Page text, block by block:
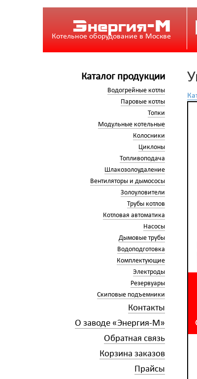
Энергия-М
Котельное оборудование в Москве
Каталог продукции
Водогрейные котлы
Паровые котлы
Топки
Модульные котельные
Колосники
Циклоны
Топливоподача
Шлакозолоудаление
Вентиляторы и дымососы
Золоуловители
Трубы котлов
Котловая автоматика
Насосы
Дымовые трубы
Водоподготовка
Комплектующие
Электроды
Резервуары
Скиповые подъемники
Контакты
О заводе «Энергия-М»
Обратная связь
Корзина заказов
Прайсы